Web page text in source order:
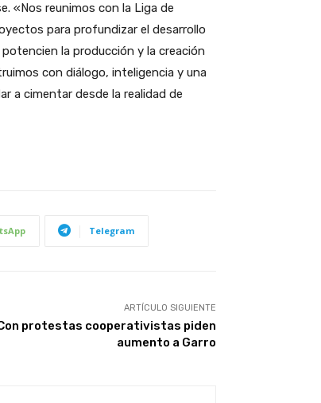
«Nos reunimos con la Liga de
para profundizar el desarrollo
la producción y la creación
con diálogo, inteligencia y una
a cimentar desde la realidad de
Telegram
ARTÍCULO SIGUIENTE
protestas cooperativistas piden
aumento a Garro